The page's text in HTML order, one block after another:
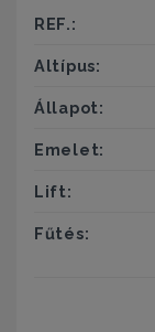
REF.:
Altípus:
Állapot:
Emelet:
Lift:
Fűtés: